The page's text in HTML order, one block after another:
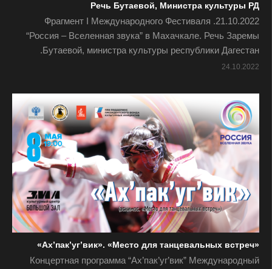
Речь Бутаевой, Министра культуры РД
21.10.2022. Фрагмент I Международного Фестиваля
“Россия – Вселенная звука” в Махачкале. Речь Заремы
Бутаевой, министра культуры республики Дагестан.
24.10.2022
«Ах’пак’уг’вик». «Место для танцевальных встреч»
Концертная программа “Ах’пак’уг’вик” Международный